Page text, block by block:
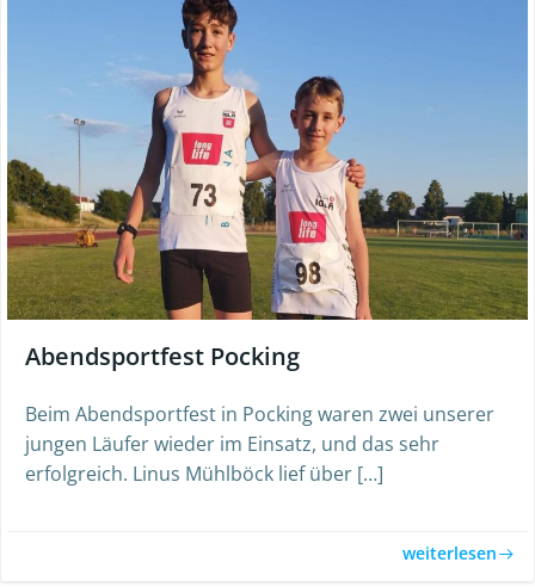
Abendsportfest Pocking
Beim Abendsportfest in Pocking waren zwei unserer
jungen Läufer wieder im Einsatz, und das sehr
erfolgreich. Linus Mühlböck lief über […]
weiterlesen